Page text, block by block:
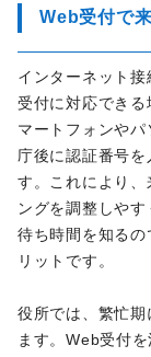
Web受付で
インターネット
受付に対応でき
マートフォンや
庁後に認証番号
す。これにより、
ングを調整しや
待ち時間を知るの
リットです。
役所では、繁忙期
ます。Web受付